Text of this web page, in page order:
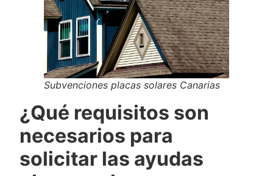
Subvenciones placas solares Canarias
¿Qué requisitos son
necesarios para
solicitar las ayudas